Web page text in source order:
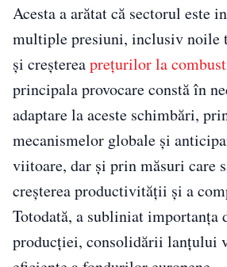
Acesta a arătat că sectorul este
multiple presiuni, inclusiv noile
și creștereaprețurilor la
principala provocare constă în
adaptare la aceste schimbări,
mecanismelor globale și
viitoare, dar și prin măsuri care
creșterea productivității și a
Totodată, a subliniat importanța
producției, consolidării lanțului